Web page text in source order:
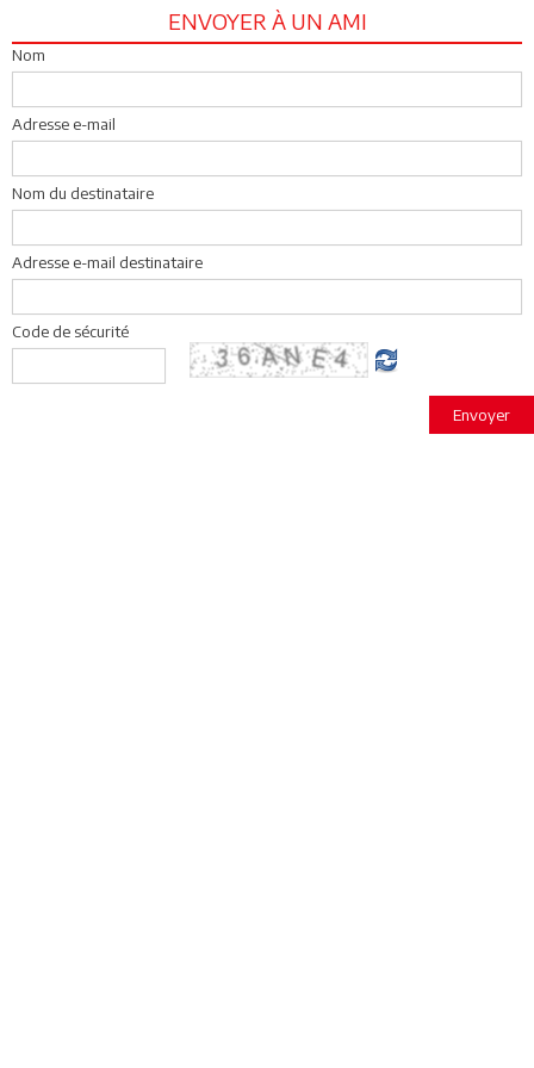
ENVOYER À UN AMI
Nom
Adresse e-mail
Nom du destinataire
Adresse e-mail destinataire
Code de sécurité
Envoyer